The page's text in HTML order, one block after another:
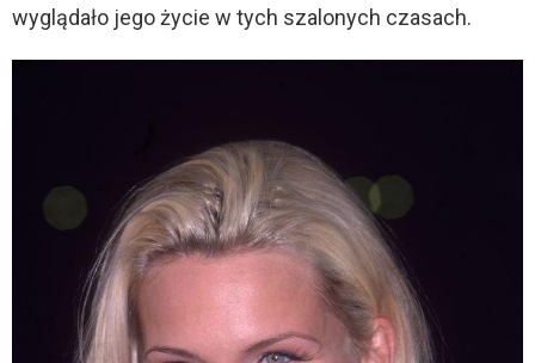
wyglądało jego życie w tych szalonych czasach.